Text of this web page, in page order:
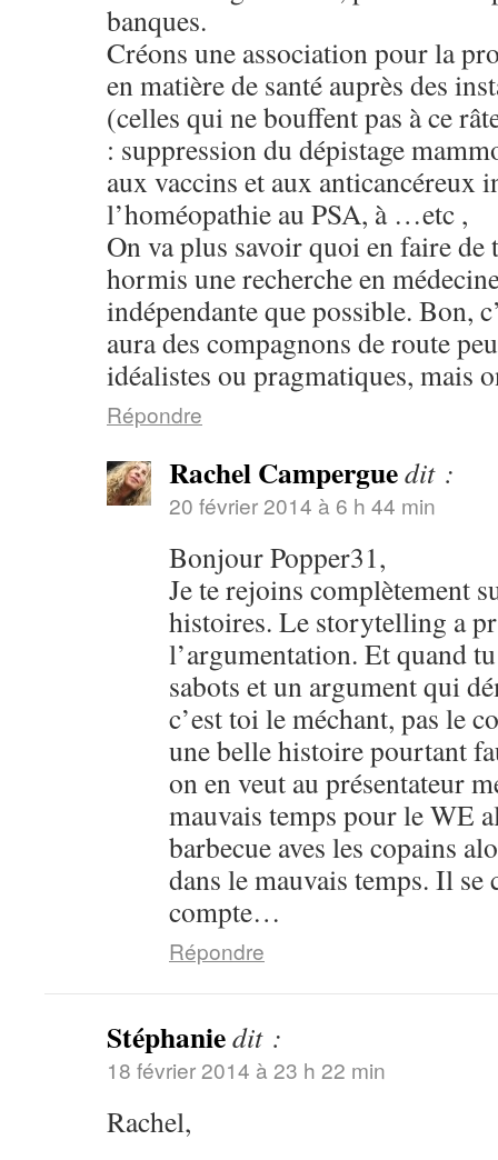
banques.
Créons une association pour la
en matière de santé auprès des
(celles qui ne bouffent pas à ce
: suppression du dépistage
aux vaccins et aux anticancéreux
l’homéopathie au PSA, à …etc ,
On va plus savoir quoi en faire
hormis une recherche en
indépendante que possible. Bon,
aura des compagnons de route
idéalistes ou pragmatiques, mais
Répondre
Rachel Camperguedit :
20 février 2014 à 6 h 44 min
Bonjour Popper31,
Je te rejoins complètement
histoires. Le storytelling a
l’argumentation. Et quand
sabots et un argument qui
c’est toi le méchant, pas le
une belle histoire pourtant
on en veut au présentateur
mauvais temps pour le WE
barbecue aves les copains
dans le mauvais temps. Il se
compte…
Répondre
Stéphaniedit :
18 février 2014 à 23 h 22 min
Rachel,